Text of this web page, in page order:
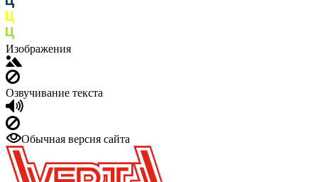
Изображения
Озвучивание текста
Обычная версия сайта